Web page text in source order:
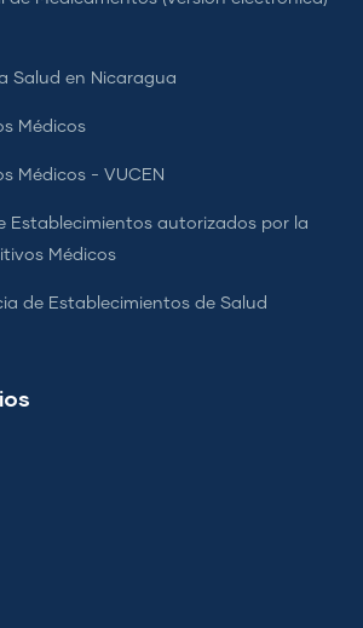
Salud en Nicaragua
Médicos
Médicos - VUCEN
Establecimientos autorizados por la
Médicos
de Establecimientos de Salud